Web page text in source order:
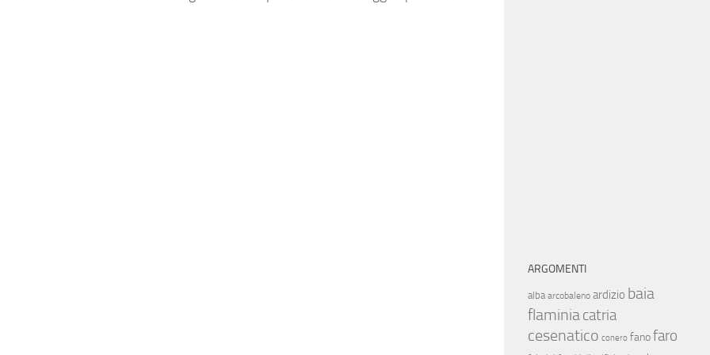
ARGOMENTI
alba arcobaleno ardizio baia
flaminia catria
cesenatico conero fanofaro